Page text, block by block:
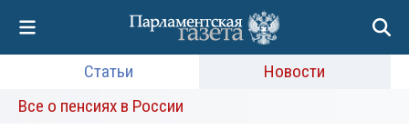
Статьи
Новости
Все о пенсиях в России